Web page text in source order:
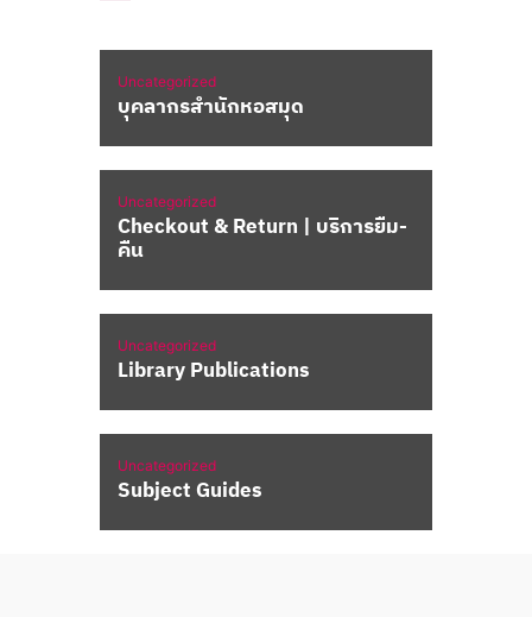
Uncategorized
บุคลากรสำนักหอสมุด
Uncategorized
Checkout & Return | บริการยืม-
คืน
Uncategorized
Library Publications
Uncategorized
Subject Guides